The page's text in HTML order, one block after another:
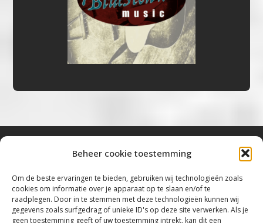
Beheer cookie toestemming
Om de beste ervaringen te bieden, gebruiken wij technologieën zoals
cookies om informatie over je apparaat op te slaan en/of te
raadplegen. Door in te stemmen met deze technologieën kunnen wij
gegevens zoals surfgedrag of unieke ID's op deze site verwerken. Als je
geen toestemming geeft of uw toestemming intrekt, kan dit een
“Voor de mooiste Blues, Rock, Roots &
Americana”